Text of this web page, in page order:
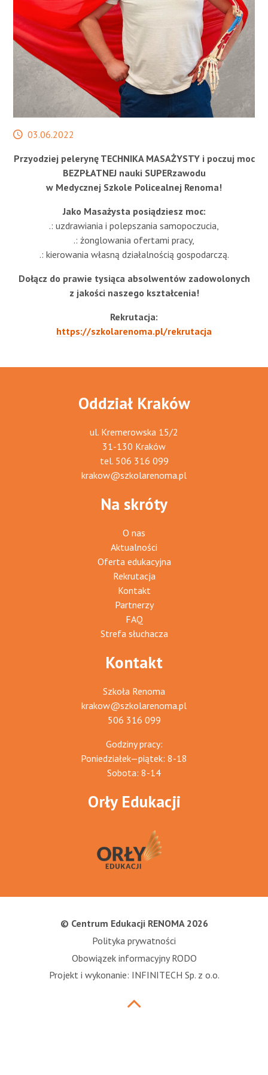
STREFA SŁUCHACZA
Data
03.06.2022
Przyodziej pelerynę TECHNIKA MASAŻYSTY i poczuj moc
BEZPŁATNEJ nauki SUPERzawodu
w Medycznej Szkole Policealnej Renoma!
Jako Masażysta posiądziesz moc:
.: uzdrawiania i polepszania samopoczucia,
.: żonglowania ofertami pracy,
.: kierowania własną działalnością gospodarczą.
Dołącz do prawie tysiąca absolwentów zadowolonych
z jakości naszego kształcenia!
Rekrutacja:
https://szkolarenoma.pl/rekrutacja
Oddział Kraków
ul. Kremerowska 15/2
31-130 Kraków
tel. 506 316 099
krakow@szkolarenoma.pl
Na skróty
O nas
Aktualności
Oferta edukacyjna
Rekrutacja
Kontakt
Partnerzy
FAQ
Strefa słuchacza
Kontakt
Szkoła Renoma
krakow@szkolarenoma.pl
506 316 099
Godziny pracy:
Poniedziałek—piątek: 8-18
Sobota: 8-14
Orły Edukacji
© Centrum Edukacji RENOMA 2026
Polityka prywatności
Obowiązek informacyjny RODO
Projekt i wykonanie: INFINITECH Sp. z o.o.
Przewiń